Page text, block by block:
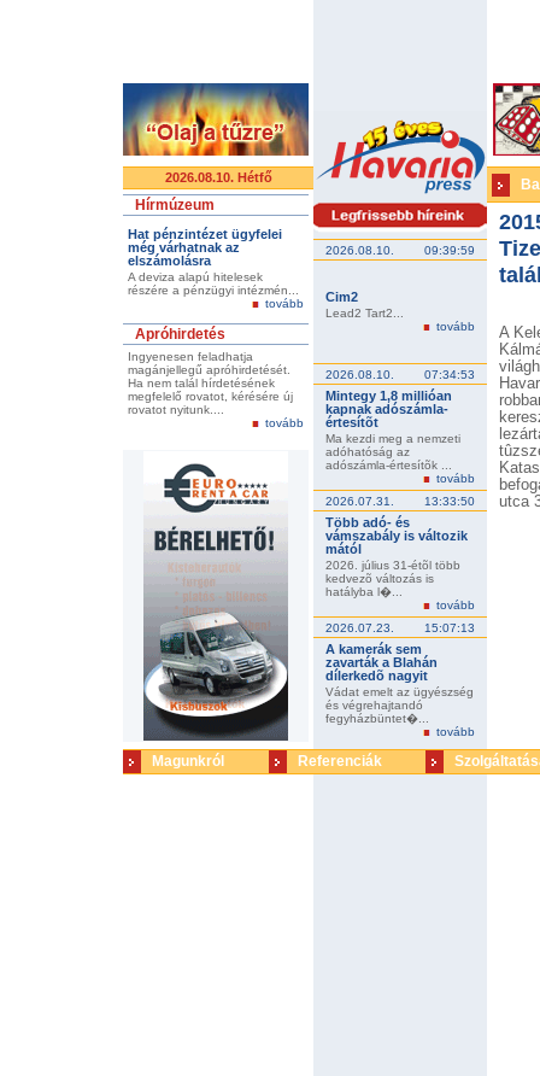
2026.08.10. Hétfő
Hírmúzeum
Hat pénzintézet ügyfelei
még várhatnak az
elszámolásra
A deviza alapú hitelesek
részére a pénzügyi intézmén...
tovább
Apróhirdetés
Ingyenesen feladhatja
magánjellegű apróhirdetését.
Ha nem talál hírdetésének
megfelelő rovatot, kérésére új
rovatot nyitunk....
tovább
2026.08.10. 09:39:59
Cim2
Lead2 Tart2...
tovább
2026.08.10. 07:34:53
Mintegy 1,8 millióan
kapnak adószámla-
értesítõt
Ma kezdi meg a nemzeti
adóhatóság az
adószámla-értesítõk ...
tovább
2026.07.31.
13:33:50
Több adó- és
vámszabály is változik
mától
2026. július 31-étõl több
kedvezõ változás is
hatályba l�...
tovább
2026.07.23.
15:07:13
A kamerák sem
zavarták a Blahán
dílerkedõ nagyit
Vádat emelt az ügyészség
és végrehajtandó
fegyházbüntet�...
tovább
A
utca
Magunkról Referenciák